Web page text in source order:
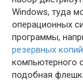
Windows, туда
операционных
программы,
резервных копий
компьютерного
подобная